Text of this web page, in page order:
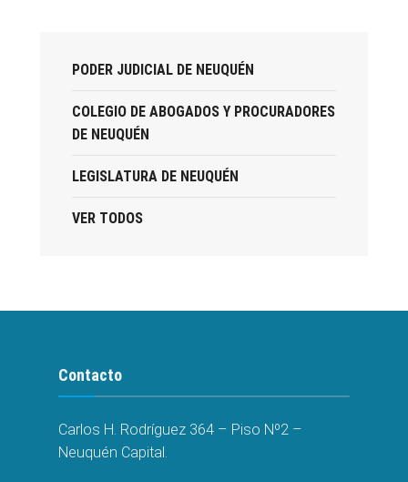
PODER JUDICIAL DE NEUQUÉN
COLEGIO DE ABOGADOS Y PROCURADORES
DE NEUQUÉN
LEGISLATURA DE NEUQUÉN
VER TODOS
Contacto
Carlos H. Rodríguez 364 – Piso Nº2 –
Neuquén Capital.